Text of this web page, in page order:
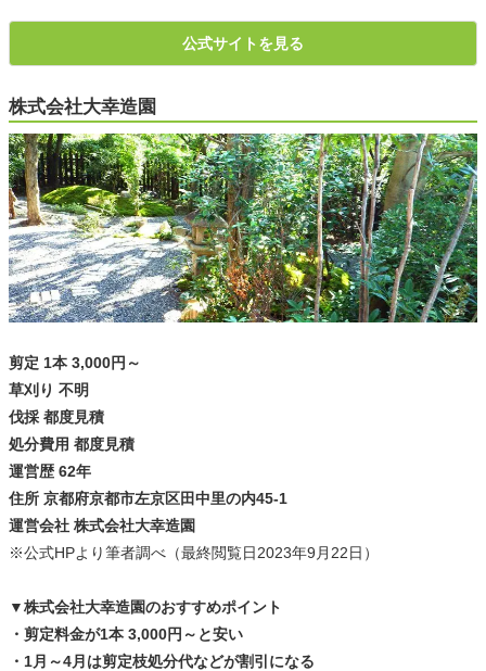
公式サイトを見る
株式会社大幸造園
剪定 1本 3,000円～
草刈り 不明
伐採 都度見積
処分費用 都度見積
運営歴 62年
住所 京都府京都市左京区田中里の内45-1
運営会社 株式会社大幸造園
※公式HPより筆者調べ（最終閲覧日2023年9月22日）
▼株式会社大幸造園のおすすめポイント
・剪定料金が1本 3,000円～と安い
・1月～4月は剪定枝処分代などが割引になる